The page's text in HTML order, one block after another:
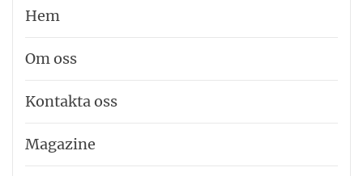
Hem
Om oss
Kontakta oss
Magazine